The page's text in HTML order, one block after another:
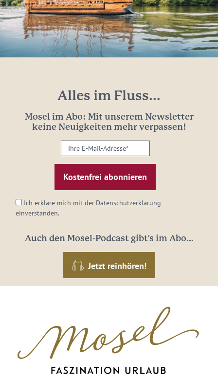
Alles im Fluss...
Mosel im Abo: Mit unserem Newsletter
keine Neuigkeiten mehr verpassen!
Ihre
E-
Mail-
Adresse:
Ich erkläre mich mit der Datenschutzerklärung
einverstanden.
Auch den Mosel-Podcast gibt's im Abo...
Jetzt reinhören!